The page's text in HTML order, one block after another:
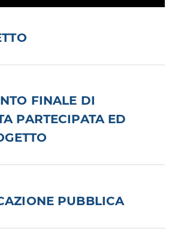
FINALE DI
PARTECIPATA ED
PUBBLICA